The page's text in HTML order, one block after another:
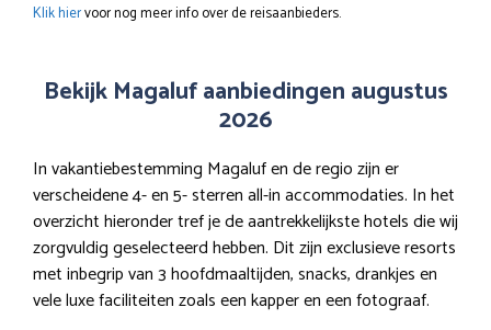
Klik hiervoor nog meer info over de reisaanbieders.
Bekijk Magaluf aanbiedingen augustus
2026
In vakantiebestemming Magaluf en de regio zijn er
verscheidene 4- en 5- sterren all-in accommodaties. In het
overzicht hieronder tref je de aantrekkelijkste hotels die wij
zorgvuldig geselecteerd hebben. Dit zijn exclusieve resorts
met inbegrip van 3 hoofdmaaltijden, snacks, drankjes en
vele luxe faciliteiten zoals een kapper en een fotograaf.